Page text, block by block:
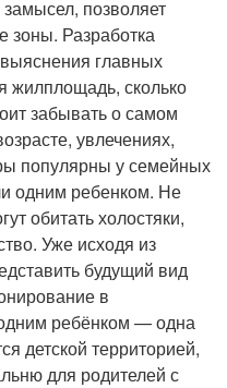
позволяет
зоны. Разработка
главных
жилплощадь, сколько
забывать о самом
увлечениях,
популярны у семейных
одним ребенком. Не
обитать холостяки,
Уже исходя из
будущий вид
в
ребёнком — одна
детской территорией,
для родителей с